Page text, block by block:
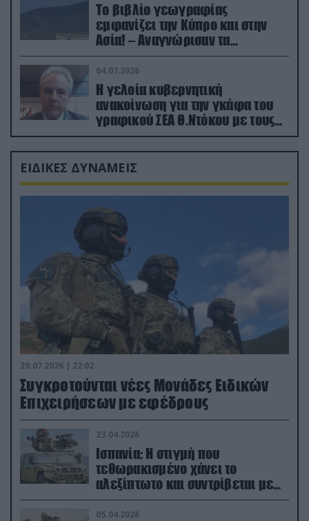
Το βιβλίο γεωγραφίας
εμφανίζει την Κύπρο και στην
Ασία! – Αναγνώρισαν τα
κατεχόμενα; (φωτο)
04.07.2026
Η γελοία κυβερνητική
ανακοίνωση για την γκάφα του
γραφικού ΣΕΑ Θ.Ντόκου με τους
Ρώσους φαρσέρ
ΕΙΔΙΚΕΣ ΔΥΝΑΜΕΙΣ
29.07.2026 | 22:02
Συγκροτούνται νέες Μονάδες Ειδικών
Επιχειρήσεων με εφέδρους
23.04.2026
Ισπανία: Η στιγμή που
τεθωρακισμένο χάνει το
αλεξίπτωτο και συντρίβεται με
ορμή στο έδαφος (βίντεο)
05.04.2026